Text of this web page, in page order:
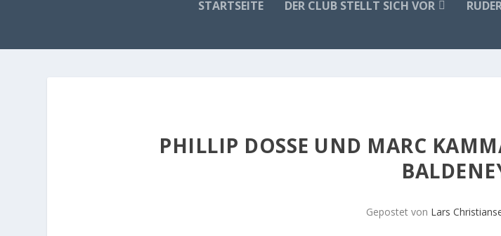
STARTSEITE DER CLUB STELLT SICH VOR
PHILLIP DOSSE UND MARC
Gepostet von Lars